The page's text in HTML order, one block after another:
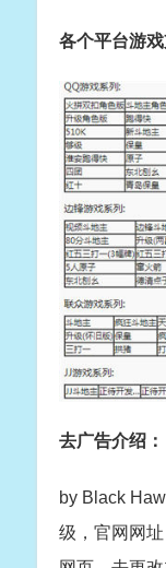
各个平台游
去广告介绍：
by Black
级，官网网